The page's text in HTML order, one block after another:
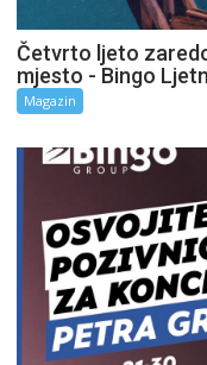
Četvrto ljeto
mjesto - Bingo
Magazin